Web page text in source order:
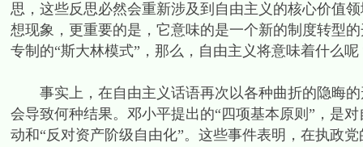
思，这些反思必然会重新涉及到自由主义的核心价值
想现象，更重要的是，它意味的是一个新的制度转型
专制的“斯大林模式”，那么，自由主义将意味着什么呢
事实上，在自由主义话语再次以各种曲折的隐晦的
会导致何种结果。邓小平提出的“四项基本原则”，是
动和“反对资产阶级自由化”。这些事件表明，在执政